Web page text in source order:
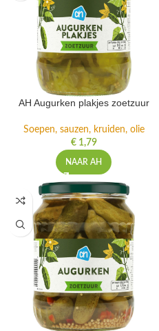
AH Augurken plakjes zoetzuur
Soepen, sauzen, kruiden, olie
€1,79
NAAR AH